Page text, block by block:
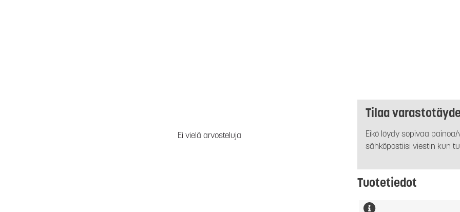
Ei vielä arvosteluja
Tilaa
Eikö löydy sopivaa
sähköpostiisi viestin kun
Tuotetiedot